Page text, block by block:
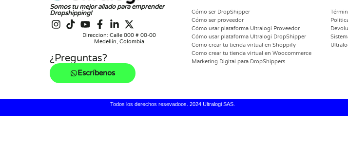
Somos tu mejor aliado para emprender
Dropshipping!
Direccion: Calle 000 # 00-00
Medellín, Colombia
¿Preguntas?
Escríbenos
Cómo ser DropShipper
Cómo ser proveedor
Cómo usar plataforma Ultralogi Proveedor
Cómo usar plataforma Ultralogi DropShipper
Como crear tu tienda virtual en Shoppify
Como crear tu tienda virtual en Woocommerce
Marketing Digital para DropShippers
Todos los derechos resevadoos. 2024 Ultralogi SAS.